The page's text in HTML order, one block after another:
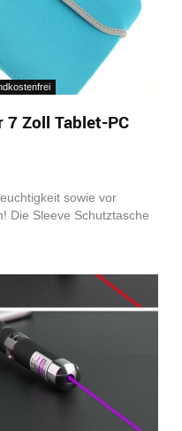
Zoll Tablet-PC
sowie vor
Die Sleeve Schutztasche